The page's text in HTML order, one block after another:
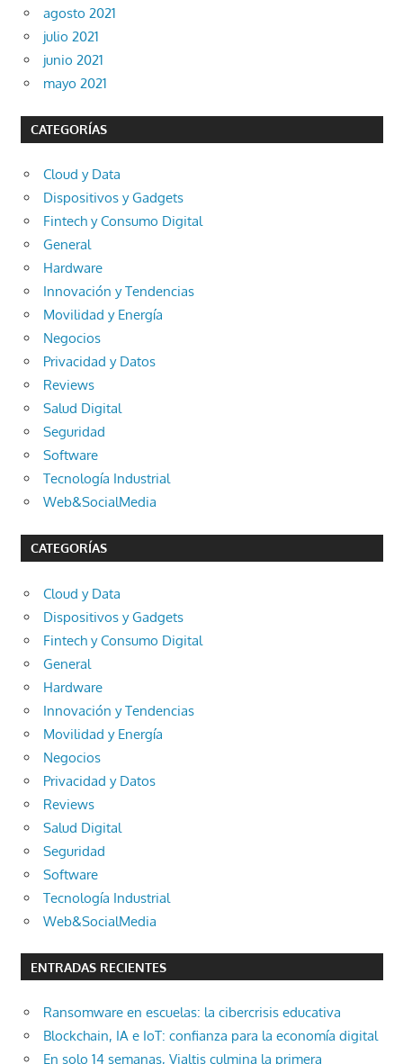
agosto 2021
julio 2021
junio 2021
mayo 2021
CATEGORÍAS
Cloud y Data
Dispositivos y Gadgets
Fintech y Consumo Digital
General
Hardware
Innovación y Tendencias
Movilidad y Energía
Negocios
Privacidad y Datos
Reviews
Salud Digital
Seguridad
Software
Tecnología Industrial
Web&SocialMedia
CATEGORÍAS
Cloud y Data
Dispositivos y Gadgets
Fintech y Consumo Digital
General
Hardware
Innovación y Tendencias
Movilidad y Energía
Negocios
Privacidad y Datos
Reviews
Salud Digital
Seguridad
Software
Tecnología Industrial
Web&SocialMedia
ENTRADAS RECIENTES
Ransomware en escuelas: la cibercrisis educativa
Blockchain, IA e IoT: confianza para la economía digital
En solo 14 semanas, Vialtis culmina la primera